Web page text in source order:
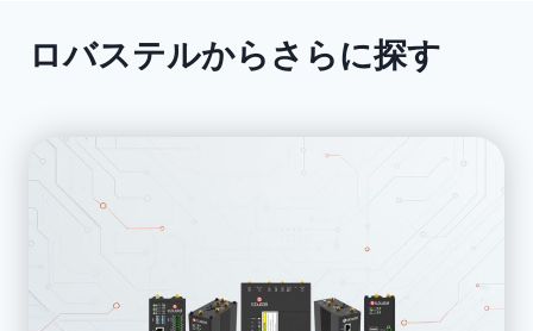
ロバステルからさらに探す